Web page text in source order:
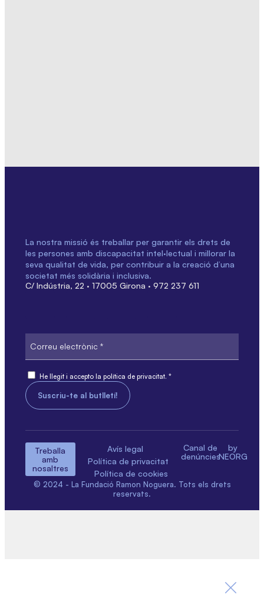
La nostra missió és treballar per garantir els drets de
les persones amb discapacitat intel·lectual i millorar la
seva qualitat de vida, per contribuir a la creació d’una
societat més solidària i inclusiva.
C/ Indústria, 22 · 17005 Girona · 972 237 611
electrònic
ConsentHe llegit i accepto la política de privacitat. *
Treballa
amb
nosaltres
Avís legal
Política de privacitat
Política de cookies
Canal de
denúncies
by
NEORG
© 2024 - La Fundació Ramon Noguera. Tots els drets
reservats.